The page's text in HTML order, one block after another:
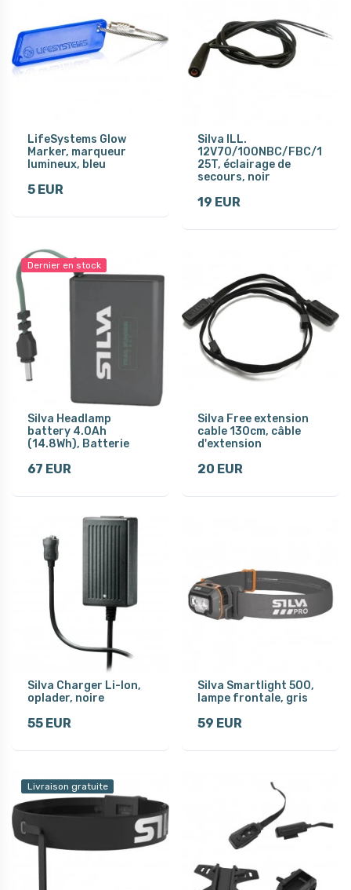
LifeSystems Glow
Marker, marqueur
lumineux, bleu
5 EUR
Silva ILL.
12V70/100NBC/FBC/1
25T, éclairage de
secours, noir
19 EUR
Dernier en stock
Silva Headlamp
battery 4.0Ah
(14.8Wh), Batterie
67 EUR
Silva Free extension
cable 130cm, câble
d'extension
20 EUR
Silva Charger Li-Ion,
oplader, noire
55 EUR
Silva Smartlight 500,
lampe frontale, gris
59 EUR
Livraison gratuite